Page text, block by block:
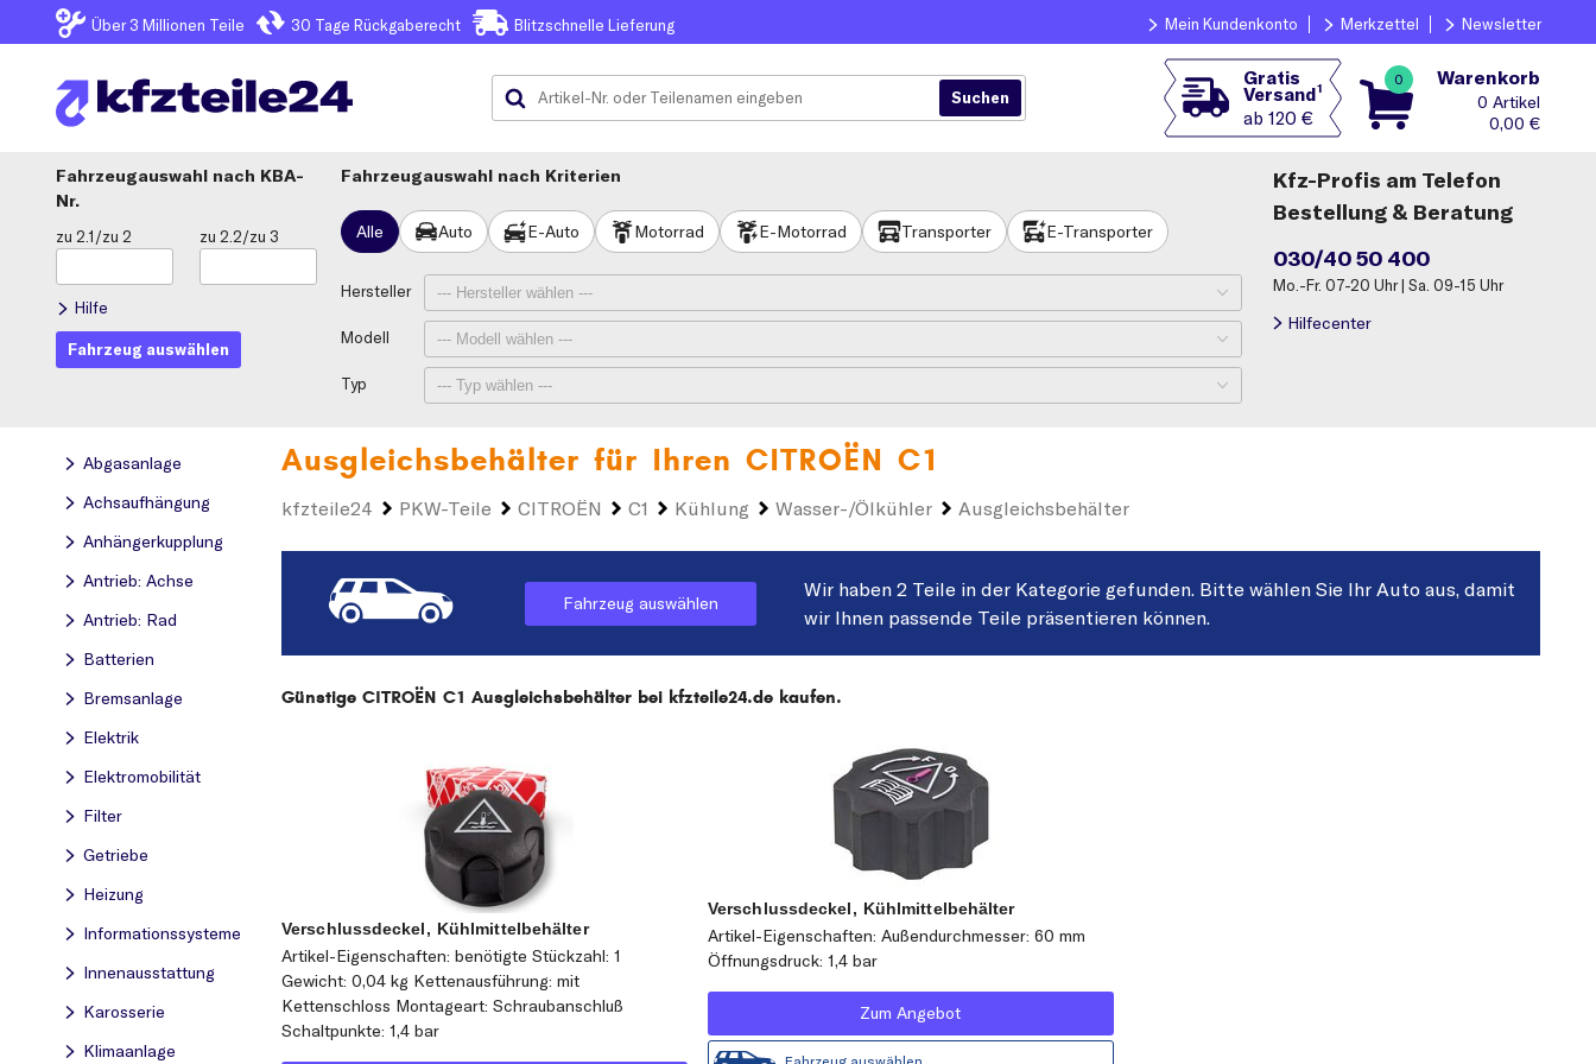
Über 3 Millionen Teile 30 Tage Rückgaberecht Blitzschnelle Lieferung Mein Kundenkonto Merkzettel Newsletter
Gratis
Versand1
ab 120 €
0 Warenkorb
0
0,00 €
Fahrzeugauswahl
KBA-
Nr.
zu 2.1/zu 2 zu 2.2/zu 3
Hilfe
Fahrzeug auswählen
Fahrzeugauswahl nach Kriterien
Alle Auto E-Auto Motorrad E-Motorrad Transporter E-Transporter
Hersteller
Modell
Typ
Kfz-Profis am Telefon
Bestellung & Beratung
030/40 50 400
Mo.-Fr. 07-20 Uhr | Sa. 09-15 Uhr
Hilfecenter
Abgasanlage
Achsaufhängung
Anhängerkupplung
Antrieb: Achse
Antrieb: Rad
Batterien
Bremsanlage
Elektrik
Elektromobilität
Filter
Getriebe
Heizung
Informationssysteme
Innenausstattung
Karosserie
Klimaanlage
Ausgleichsbehälter für Ihren CITROËN C1
kfzteile24 PKW-Teile CITROËN C1 Kühlung Wasser-/Ölkühler Ausgleichsbehälter
Fahrzeug auswählen
Wir haben 2 Teile in der Kategorie gefunden. Bitte wählen Sie Ihr Auto aus, damit
wir Ihnen passende Teile präsentieren können.
Günstige CITROËN C1 Ausgleichsbehälter bei kfzteile24.de kaufen.
Verschlussdeckel, Kühlmittelbehälter
Artikel-Eigenschaften: benötigte Stückzahl: 1
Gewicht: 0,04 kg Kettenausführung: mit
Kettenschloss Montageart: Schraubanschluß
Schaltpunkte: 1,4 bar
Verschlussdeckel, Kühlmittelbehälter
Artikel-Eigenschaften: Außendurchmesser: 60 mm
Öffnungsdruck: 1,4 bar
Zum Angebot